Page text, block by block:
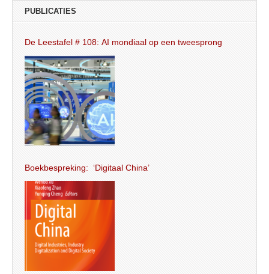
PUBLICATIES
De Leestafel # 108: AI mondiaal op een tweesprong
Boekbespreking: ‘Digitaal China’